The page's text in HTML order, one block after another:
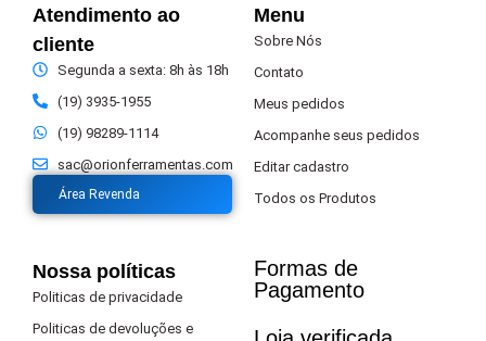
Atendimento ao
cliente
Segunda a sexta: 8h às 18h
(19) 3935-1955
(19) 98289-1114
sac@orionferramentas.com
Área Revenda
Menu
Sobre Nós
Contato
Meus pedidos
Acompanhe seus pedidos
Editar cadastro
Todos os Produtos
Nossa políticas
Politicas de privacidade
Politicas de devoluções e
Formas de
Pagamento​